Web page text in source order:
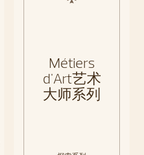
Métiers
d'Art艺术
大师系列